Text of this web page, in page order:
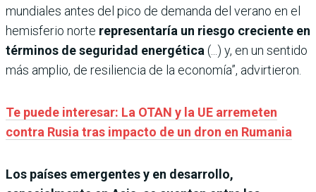
mundiales antes del pico de demanda del verano en el
hemisferio norte representaría un riesgo creciente en
términos de seguridad energética (...) y, en un sentido
más amplio, de resiliencia de la economía”, advirtieron.
Te puede interesar: La OTAN y la UE arremeten
contra Rusia tras impacto de un dron en Rumania
Los países emergentes y en desarrollo,